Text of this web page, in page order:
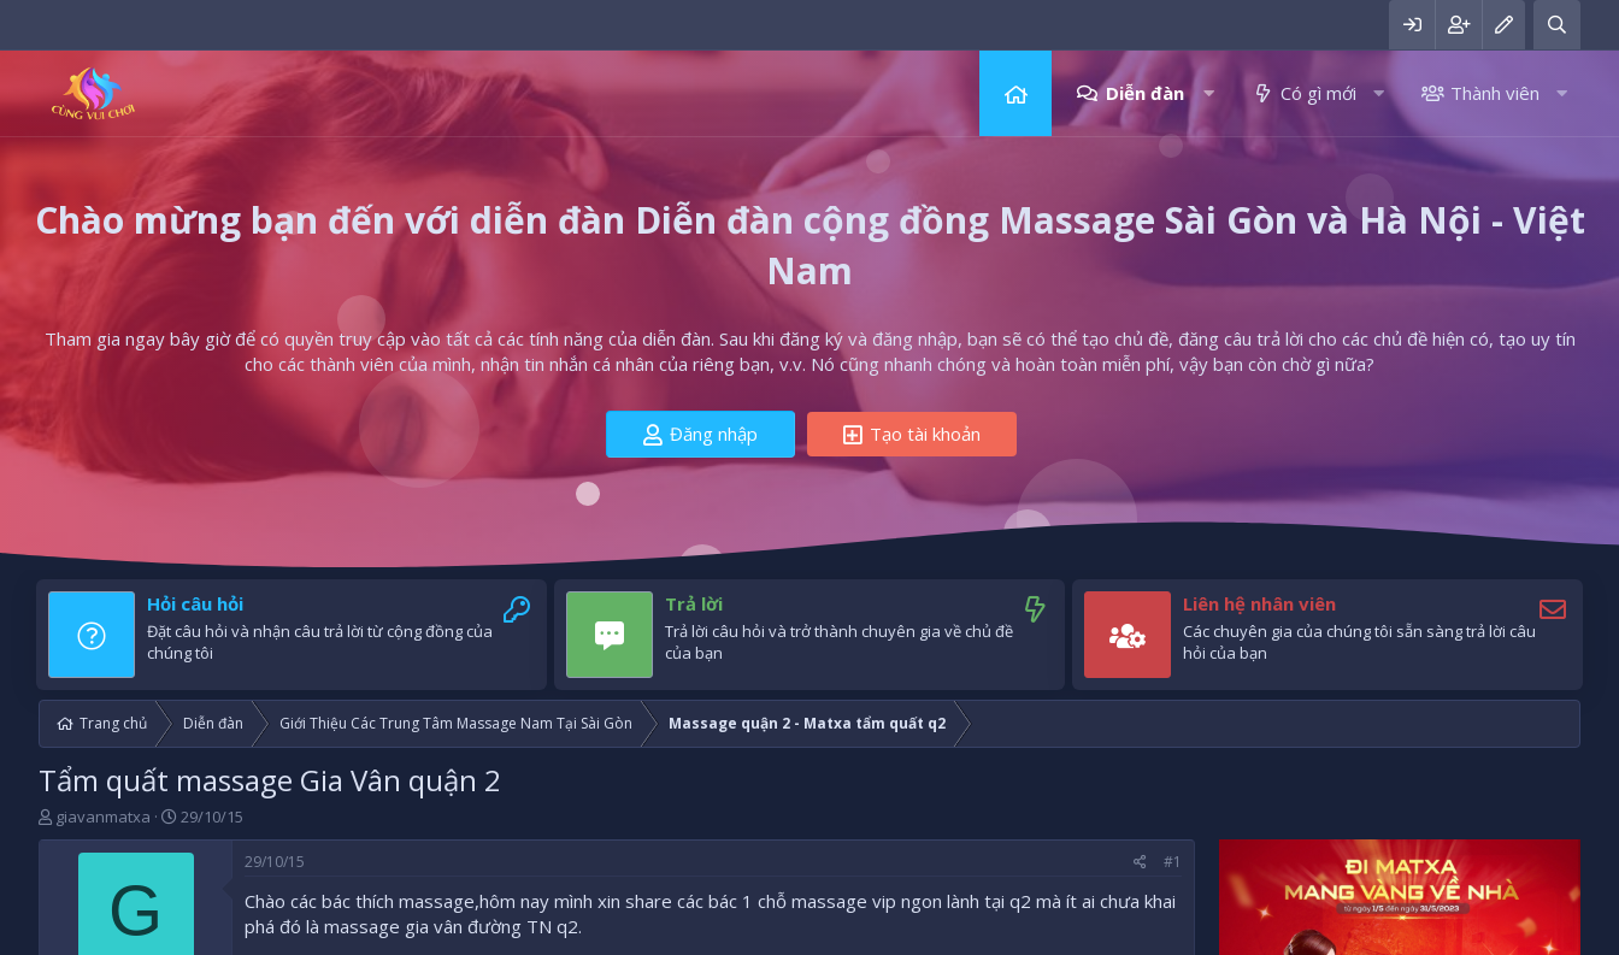
Diễn đàn Có gì mới Thành viên
Chào mừng bạn đến với diễn đàn Diễn đàn cộng đồng Massage Sài Gòn và Hà Nội - Việt
Nam
Tham gia ngay bây giờ để có quyền truy cập vào tất cả các tính năng của diễn đàn. Sau khi đăng ký và đăng nhập, bạn sẽ có thể tạo chủ đề, đăng câu trả lời cho các chủ đề hiện có, tạo uy tín
cho các thành viên của mình, nhận tin nhắn cá nhân của riêng bạn, v.v. Nó cũng nhanh chóng và hoàn toàn miễn phí, vậy bạn còn chờ gì nữa?
Đăng nhập Tạo tài khoản
Hỏi câu hỏi
Đặt câu hỏi và nhận câu trả lời từ cộng đồng của
chúng tôi
Trả lời
Trả lời câu hỏi và trở thành chuyên gia về chủ đề
của bạn
Liên hệ nhân viên
Các chuyên gia của chúng tôi sẵn sàng trả lời câu
hỏi của bạn
Trang chủ Diễn đàn Giới Thiệu Các Trung Tâm Massage Nam Tại Sài Gòn Massage quận 2 - Matxa tẩm quất q2
Tẩm quất massage Gia Vân quận 2
B
ắ
giavanmatxa
N
g
à
29/10/15
G
29/10/15 #1
Chào các bác thích massage,hôm nay mình xin share các bác 1 chỗ massage vip ngon lành tại q2 mà ít ai chưa khai
phá đó là massage gia vân đường TN q2.